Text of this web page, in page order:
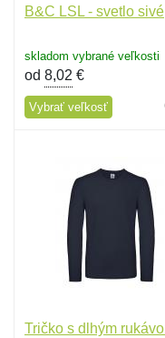
B&C LSL - svetlo sivé
skladom vybrané veľkosti
od 8,02 €
Vybrať veľkosť
Tričko s dlhým